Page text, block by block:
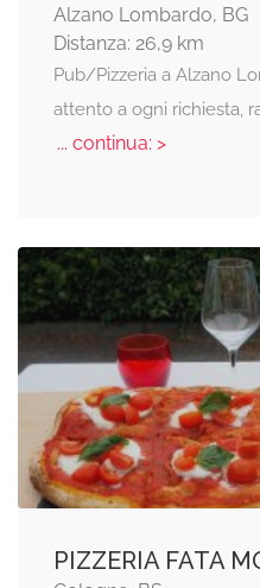
Alzano Lombardo, BG
Distanza: 26,9 km
Pub/Pizzeria a Alzano
attento a ogni richiesta,
... continua: >
PIZZERIA FATA